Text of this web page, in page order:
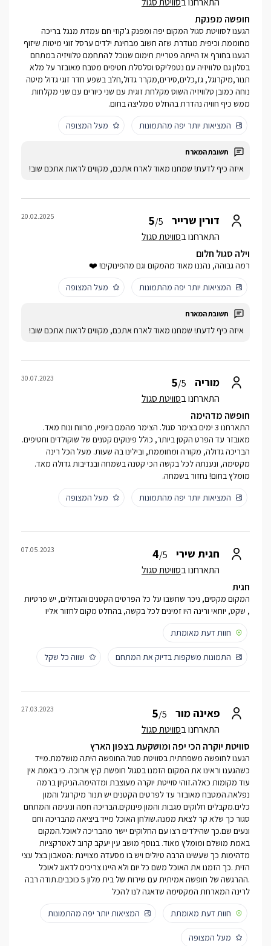
חופשה מפנקת
הגענו לסוויטת סגול המקום יפה ומפנק ג'קוזי חם עמדת מנגל בריכה
מחוממת וכיפית מגודרת שזה חשוב מבחינת ילדים ערסל זוגי מיטות שיזוף
הגענו בחורף אז הייתה פטריית חימום שנוכל להתחמם טלוויזיה במתחם
בסלון גם טלוויזיה עם נטפליקס וסלסלת חטיפים מטבח מאובזר על מלא
תנור,מיקרוגל, גז,כלים,סירים,מקרר גדול,חלב בשפע חדר זוגי גדול מיטה
נוחה כמובן טלוויזיה השוס מקלחת זוגית עם שני כיורים עם שני מקלחות
ממש כיף חוויה נהדרת בהחלט ממליצה בחום.
המציאות יותר יפה מהתמונות
מעל המצופה
איזה כיף לדעת! שמחנו מאוד לארח אתכם, מקווים לראות אתכם שוב!
דורין שרייר 5/5
התארחנו בסוויטת סגול
20.02.2025
וילה סגול חלום
רמה גבוהה, נהננו מאוד מהמקום וגם מהפינוקים! ❤️
המציאות יותר יפה מהתמונות
מעל המצופה
איזה כיף לדעת! שמחנו מאוד לארח אתכם, מקווים לראות אתכם שוב!
מוריה 5/5
התארחנו בסוויטת סגול
30.07.2023
חופשה מדהימה
התארחנו 3 ימים בצימר סגול. הצימר מהמם ביופיו, מרווח ונוח מאד.
מאובזר עד הפרט הקטן ביותר, כולל פינוקים קטנים של שוקולדים וחטיפים.
הבריכה גדולה, מקורה ומחוממת, ובילינו בה שעות. מעל הכל רינה
מקסימה, ונענתה לכל בקשה הכי קטנה בשמחה ובנדיבות גדולה מאד.
מומלץ בחום! נחזור בשמחה.
המציאות יותר יפה מהתמונות
מעל המצופה
חגית שירי 4/5
התארחנו בסוויטת סגול
07.05.2023
חגית
המקום מקסים, ניכר שחשבו על כל הפרטים הקטנים והגדולים, יש פרטיות
, שקט, יוחאי ורינה היו זמינים לכל בקשה, בהחלט מקום לחזור אליו
חוות דעת מאומתת
התמונות משקפות בדיוק את המתחם שווה כל שקל
פאינה מור 5/5
התארחנו בסוויטת סגול
27.03.2023
סוויטת יוקרה הכי יפה ומושקעת בצפון הארץ
הגענו לחופשה משפחתית בסוויטת סגול.החופשה היתה מושלמת.מייד
כשהגענו וראינו את המקום הזמנו בסגול חופשת קיץ ארוכה. כי באמת אין
עוד מקומות כאלה.זוהי סוייטת יוקרה מעוצבת ומדהימה.הניקיון ברמה
נפלאה.המטבח מאובזר עד לפרטים הקטנים יש תנור מיקרוגל והמון
כלים.מקבלים חלוקים מגבות והמון פינוקים.הבריכה חמה ונעימה והמתחם
סגור כך שלא קר לצאת ממנה.שולחן האוכל מייד ביציאה מהבריכה וחם
ונעים שם.כך שהילדים רצו עם החלוקים יישר מהבריכה לאוכל.המקום
באמת מושלם ומומלץ מאוד. בנוסף מושב עין יעקב קרוב לאטרקציות
מדהימות כך שעשינו הרבה טיולים ויש בו מסעדה מצויינת :הטאבון בצל עצי
הזית .כך הזמנו את האוכל משם כל יום ולא היינו צריכים לדאוג לאוכל
.ההרגשה של חופשה אמיתית עם שירות של בית מלון 5 כוכבים.תודה רבה
לרינה המארחת המקסימה שדאגה לנו להכל
חוות דעת מאומתת
המציאות יותר יפה מהתמונות
מעל המצופה